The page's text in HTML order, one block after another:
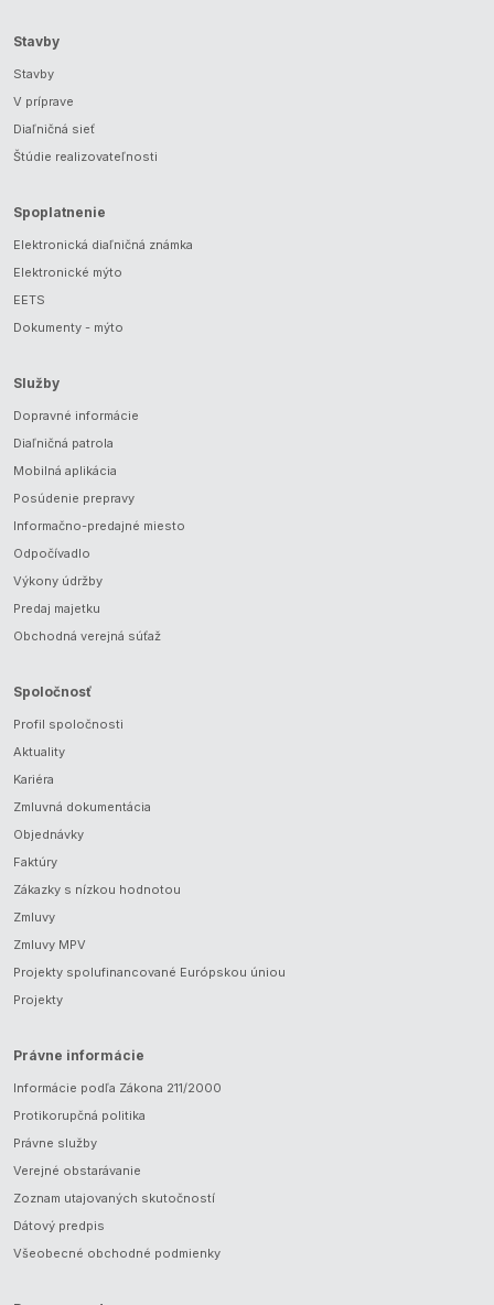
Stavby
Stavby
V príprave
Diaľničná sieť
Štúdie realizovateľnosti
Spoplatnenie
Elektronická diaľničná známka
Elektronické mýto
EETS
Dokumenty - mýto
Služby
Dopravné informácie
Diaľničná patrola
Mobilná aplikácia
Posúdenie prepravy
Informačno-predajné miesto
Odpočívadlo
Výkony údržby
Predaj majetku
Obchodná verejná súťaž
Spoločnosť
Profil spoločnosti
Aktuality
Kariéra
Zmluvná dokumentácia
Objednávky
Faktúry
Zákazky s nízkou hodnotou
Zmluvy
Zmluvy MPV
Projekty spolufinancované Európskou úniou
Projekty
Právne informácie
Informácie podľa Zákona 211/2000
Protikorupčná politika
Právne služby
Verejné obstarávanie
Zoznam utajovaných skutočností
Dátový predpis
Všeobecné obchodné podmienky